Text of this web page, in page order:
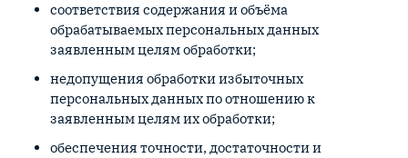
соответствия содержания и объёма
обрабатываемых персональных данных
заявленным целям обработки;
недопущения обработки избыточных
персональных данных по отношению к
заявленным целям их обработки;
обеспечения точности, достаточности и